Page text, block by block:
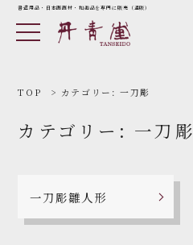
書道用品・日本画画材・和趣品を専門に販売（通販）
TOP カテゴリー:一刀彫
カテゴリー: 一刀彫
一刀彫雛人形